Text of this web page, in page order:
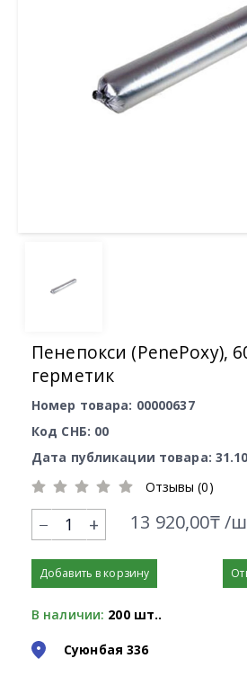
Пенепокси (PenePoxy),
герметик
Номер товара: 00000637
Код СНБ: 00
Дата публикации товара:
Отзывы (0)
+ 13 920,00₸ /
Добавить в корзину
В наличии: 200 шт..
Суюнбая 336